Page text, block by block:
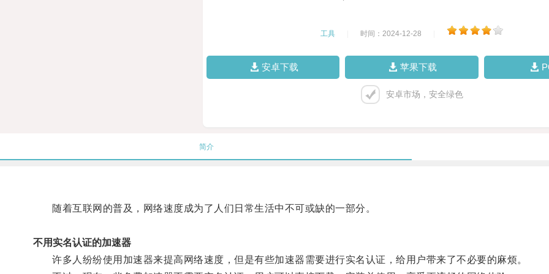
工具 时间：2024-12-28
安卓下载 苹果下载
安卓市场，安全绿色
简介
随着互联网的普及，网络速度成为了人们日常生活中不可或缺的一部分。
不用实名认证的加速器
许多人纷纷使用加速器来提高网络速度，但是有些加速器需要进行实名认证，给用户带来了不必要的麻烦。